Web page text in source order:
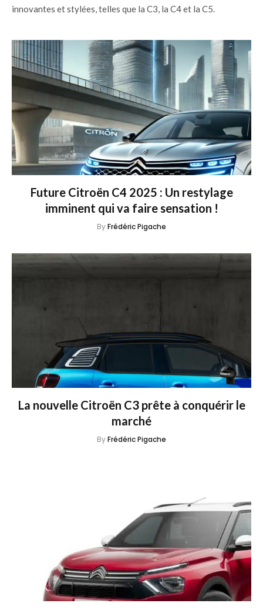
innovantes et stylées, telles que la C3, la C4 et la C5.
Future Citroën C4 2025 : Un restylage
imminent qui va faire sensation !
ByFrédéric Pigache
La nouvelle Citroën C3 prête à conquérir le
marché
ByFrédéric Pigache